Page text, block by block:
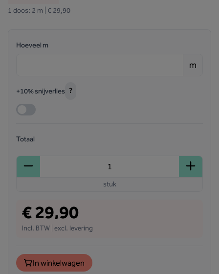
1 doos: 2 m | € 29,90
Hoeveel m
m
+10% snijverlies ?
Totaal
stuk
€ 29,90
Incl. BTW | excl. levering
In winkelwagen